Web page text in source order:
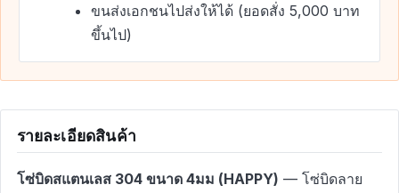
ขนส่งเอกชนไปส่งให้ได้ (ยอดสั่ง 5,000 บาท
ขึ้นไป)
รายละเอียดสินค้า
โซ่บิดสแตนเลส 304 ขนาด 4มม (HAPPY) — โซ่บิดลาย